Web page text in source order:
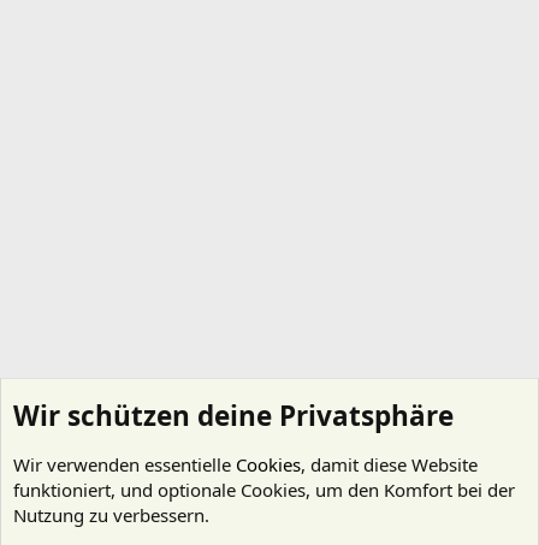
Wir schützen deine Privatsphäre
Wir verwenden essentielle Cookies, damit diese Website
funktioniert, und optionale Cookies, um den Komfort bei der
Nutzung zu verbessern.